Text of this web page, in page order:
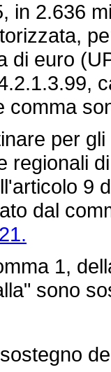
in 2.636
di euro
comma
per gli
regionali
9
dal
1,
sono